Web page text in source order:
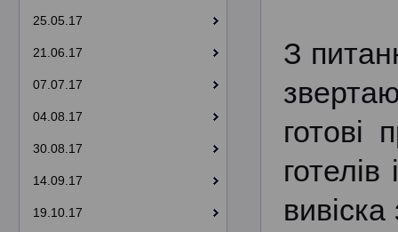
25.05.17
21.06.17
07.07.17
04.08.17
30.08.17
14.09.17
19.10.17
З
готові